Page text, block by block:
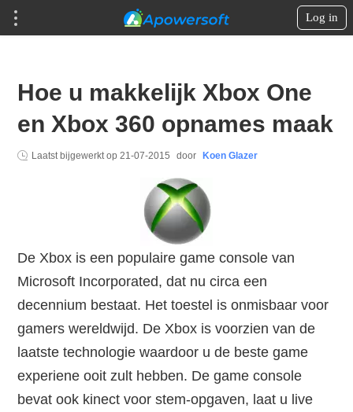
Log in
Hoe u makkelijk Xbox One
en Xbox 360 opnames maak
Laatst bijgewerkt op21-07-2015 door Koen Glazer
De Xbox is een populaire game console van
Microsoft Incorporated, dat nu circa een
decennium bestaat. Het toestel is onmisbaar voor
gamers wereldwijd. De Xbox is voorzien van de
laatste technologie waardoor u de beste game
experiene ooit zult hebben. De game console
bevat ook kinect voor stem-opgaven, laat u live